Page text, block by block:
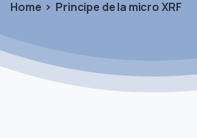
Home Principe de la micro XRF